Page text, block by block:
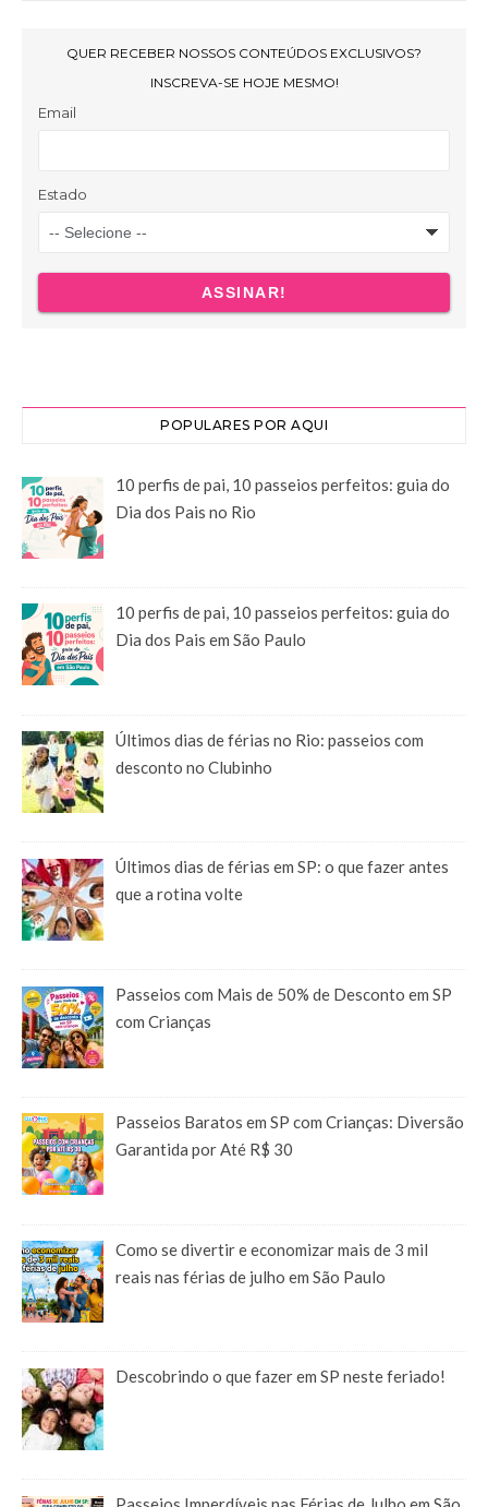
POPULARES POR AQUI
10 perfis de pai, 10 passeios perfeitos: guia do
Dia dos Pais no Rio
10 perfis de pai, 10 passeios perfeitos: guia do
Dia dos Pais em São Paulo
Últimos dias de férias no Rio: passeios com
desconto no Clubinho
Últimos dias de férias em SP: o que fazer antes
que a rotina volte
Passeios com Mais de 50% de Desconto em SP
com Crianças
Passeios Baratos em SP com Crianças: Diversão
Garantida por Até R$ 30
Como se divertir e economizar mais de 3 mil
reais nas férias de julho em São Paulo
Descobrindo o que fazer em SP neste feriado!